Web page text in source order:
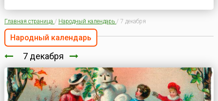
Главная страница / Народный календарь / 7 декабря
Народный календарь
7 декабря